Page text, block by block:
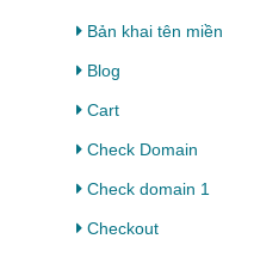
Bản khai tên miền
Blog
Cart
Check Domain
Check domain 1
Checkout